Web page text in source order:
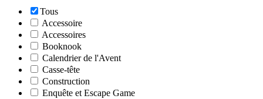
Tous
Accessoire
Accessoires
Booknook
Calendrier de l'Avent
Casse-tête
Construction
Enquête et Escape Game